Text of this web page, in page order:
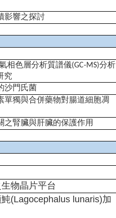
影響之探討
相色層分析質譜儀(GC-MS)分析
究
沙門氏菌
單獨與合併藥物對腸道細胞凋
之腎臟與肝臟的保護作用
物晶片平台
(Lagocephalus lunaris)加